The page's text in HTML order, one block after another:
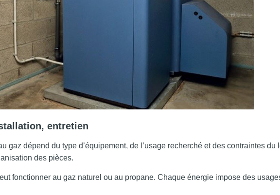
entretien
gaz dépend du type d’équipement, de l’usage recherché et des contraintes
des pièces.
fonctionner au gaz naturel ou au propane. Chaque énergie impose des